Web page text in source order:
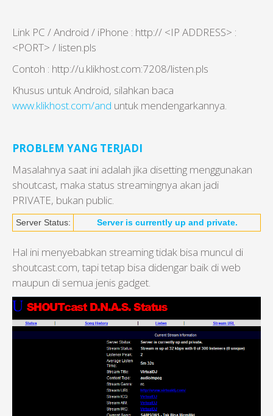
Link PC / Android / iPhone : http:// <IP ADDRESS> :
<PORT> / listen.pls
Contoh : http://u.klikhost.com:7208/listen.pls
Khusus untuk Android, silahkan baca
www.klikhost.com/and untuk mendengarkannya.
PROBLEM YANG TERJADI
Masalahnya saat ini adalah jika disetting menggunakan
shoutcast, maka status streamingnya akan jadi
PRIVATE, bukan public.
Server Status: Server is currently up and private.
Hal ini menyebabkan streaming tidak bisa muncul di
shoutcast.com, tapi tetap bisa didengar baik di web
maupun di semua jenis gadget.